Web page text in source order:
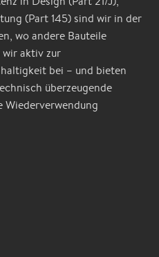
(Part 145) sind wir in der
wo andere Bauteile
wir aktiv zur
bei – und bieten
überzeugende
Wiederverwendung